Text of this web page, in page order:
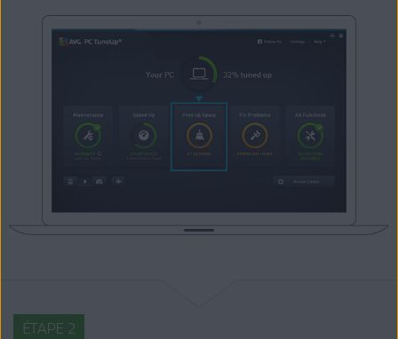
ÉTAPE 2